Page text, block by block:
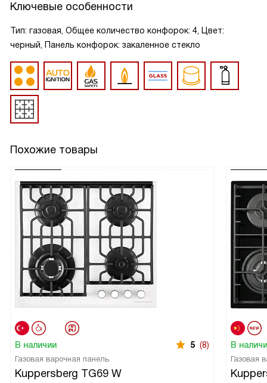
Ключевые особенности
Тип: газовая, Общее количество конфорок: 4, Цвет:
черный, Панель конфорок: закаленное стекло
Похожие товары
В наличии 5 (8)
Газовая варочная панель
Kuppersberg TG69 W
В
Газовая